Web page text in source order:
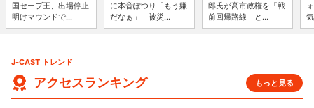
国セーブ王、出場停止
明けマウンドで...
に本音ぽつり「もう嫌
だなぁ」 被災...
郎氏が高市政権を「戦
前回帰路線」と...
J-CAST トレンド
アクセスランキング もっと見る